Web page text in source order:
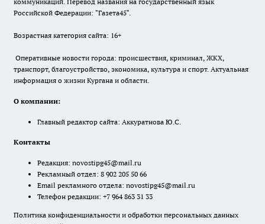
Российской Федерации: "Газета45".
Возрастная категория сайта: 16+
Оперативные новости города: происшествия, криминал, ЖКХ,
транспорт, благоустройство, экономика, культура и спорт. Актуальная
информация о жизни Кургана и области.
О компании:
Главный редактор сайта: Аккуратнова Ю.С.
Контакты
Редакция: novostipg45@mail.ru
Рекламный отдел: 8 902 205 50 66
Email рекламного отдела: novostipg45@mail.ru
Телефон редакции: +7 964 863 31 33
Политика конфиденциальности и обработки персональных данных